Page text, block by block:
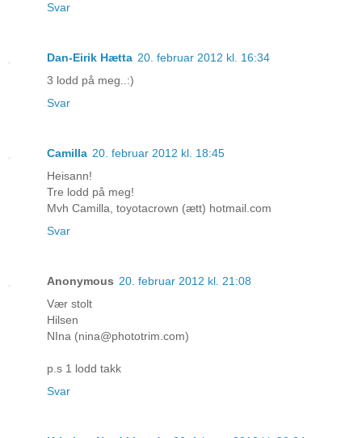
Svar
Dan-Eirik Hætta 20. februar 2012 kl. 16:34
3 lodd på meg..:)
Svar
Camilla 20. februar 2012 kl. 18:45
Heisann!
Tre lodd på meg!
Mvh Camilla, toyotacrown (ætt) hotmail.com
Svar
Anonymous 20. februar 2012 kl. 21:08
Vær stolt
Hilsen
NIna (nina@phototrim.com)
p.s 1 lodd takk
Svar